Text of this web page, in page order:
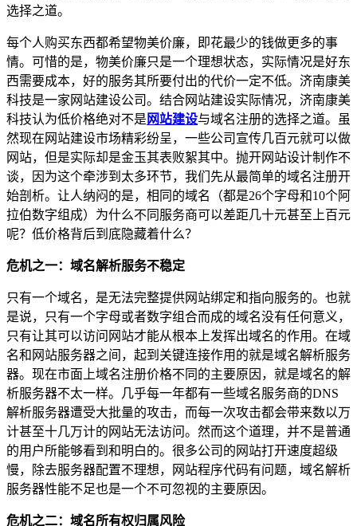
选择之道。
每个人购买东西都希望物美价廉，即花最少的钱做更多的事
情。可惜的是，物美价廉只是一个理想状态，实际情况是好东
西需要成本，好的服务其所要付出的代价一定不低。济南康美
科技是一家网站建设公司。结合网站建设实际情况，济南康美
科技认为低价格绝对不是 网站建设与域名注册的选择之道。虽
然现在网站建设市场精彩纷呈，一些公司宣传几百元就可以做
网站，但是实际却是金玉其表败絮其中。抛开网站设计制作不
谈，因为这个牵涉到太多环节，我们先从最简单的域名注册开
始剖析。让人纳闷的是，相同的域名（都是26个字母和10个阿
拉伯数字组成）为什么不同服务商可以差距几十元甚至上百元
呢？低价格背后到底隐藏着什么？
危机之一：域名解析服务不稳定
只有一个域名，是无法完整提供网站绑定和指向服务的。也就
是说，只有一个字母或者数字组合而成的域名没有任何意义，
只有让其可以访问网站才能从根本上发挥出域名的作用。在域
名和网站服务器之间，起到关键连接作用的就是域名解析服务
器。现在市面上域名注册价格不同的主要原因，就是域名的解
析服务器不太一样。几乎每一年都有一些域名服务商的DNS
解析服务器遭受大批量的攻击，而每一次攻击都会带来数以万
计甚至十几万计的网站无法访问。然而这个道理，并不是普通
的用户所能够看到和明白的。很多公司的网站打开速度超级
慢，除去服务器配置不理想，网站程序代码有问题，域名解析
服务器性能不足也是一个不可忽视的主要原因。
危机之二：域名所有权归属风险